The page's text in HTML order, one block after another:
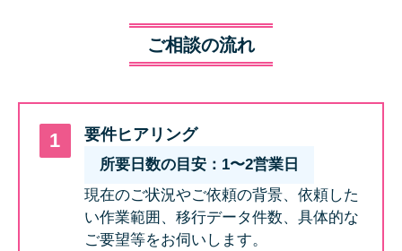
ご相談の流れ
要件ヒアリング
所要日数の目安：1〜2営業日
現在のご状況やご依頼の背景、依頼した
い作業範囲、移行データ件数、具体的な
ご要望等をお伺いします。